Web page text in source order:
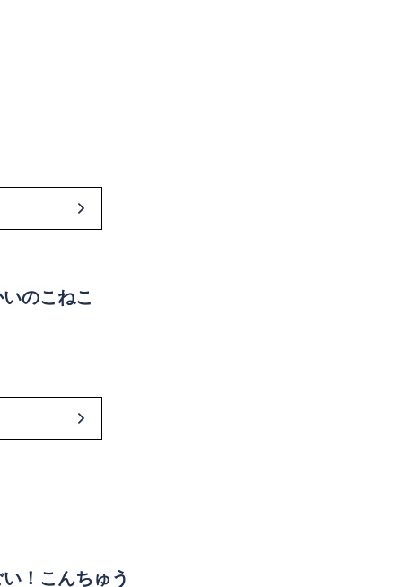
のこねこ
！こんちゅう